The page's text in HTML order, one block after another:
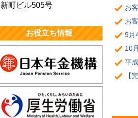
お
お
9月
10
平
【
新町ビル505号
お役立ち情報